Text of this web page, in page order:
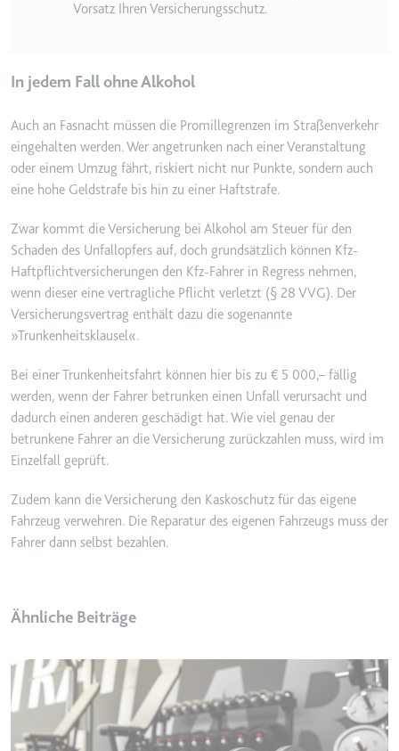
Vorsatz Ihren Versicherungsschutz.
In jedem Fall ohne Alkohol
Auch an Fasnacht müssen die Promillegrenzen im Straßenverkehr
eingehalten werden. Wer angetrunken nach einer Veranstaltung
oder einem Umzug fährt, riskiert nicht nur Punkte, sondern auch
eine hohe Geldstrafe bis hin zu einer Haftstrafe.
Zwar kommt die Versicherung bei Alkohol am Steuer für den
Schaden des Unfallopfers auf, doch grundsätzlich können Kfz-
Haftpflichtversicherungen den Kfz-Fahrer in Regress nehmen,
wenn dieser eine vertragliche Pflicht verletzt (§ 28 VVG). Der
Versicherungsvertrag enthält dazu die sogenannte
»Trunkenheitsklausel«.
Bei einer Trunkenheitsfahrt können hier bis zu € 5 000,– fällig
werden, wenn der Fahrer betrunken einen Unfall verursacht und
dadurch einen anderen geschädigt hat. Wie viel genau der
betrunkene Fahrer an die Versicherung zurückzahlen muss, wird im
Einzelfall geprüft.
Zudem kann die Versicherung den Kaskoschutz für das eigene
Fahrzeug verwehren. Die Reparatur des eigenen Fahrzeugs muss der
Fahrer dann selbst bezahlen.
Ähnliche Beiträge